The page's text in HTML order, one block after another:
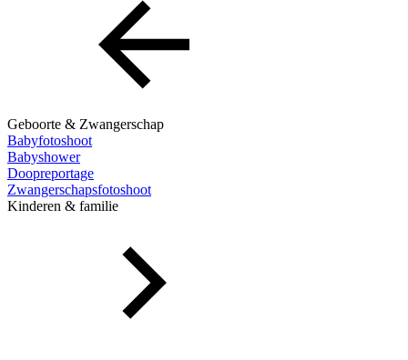
Geboorte & Zwangerschap
Babyfotoshoot
Babyshower
Doopreportage
Zwangerschapsfotoshoot
Kinderen & familie